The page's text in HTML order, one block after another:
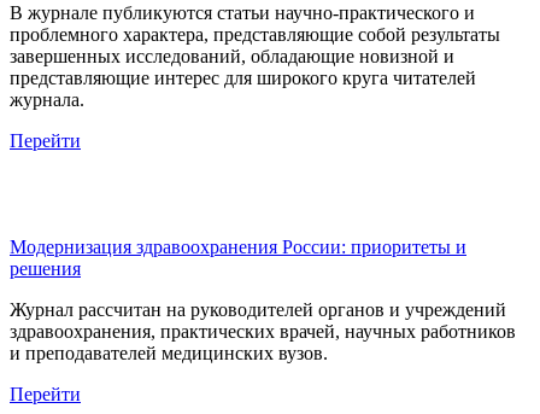
В журнале публикуются статьи научно-практического и
проблемного характера, представляющие собой результаты
завершенных исследований, обладающие новизной и
представляющие интерес для широкого круга читателей
журнала.
Перейти
Модернизация здравоохранения России: приоритеты и
решения
Журнал рассчитан на руководителей органов и учреждений
здравоохранения, практических врачей, научных работников
и преподавателей медицинских вузов.
Перейти